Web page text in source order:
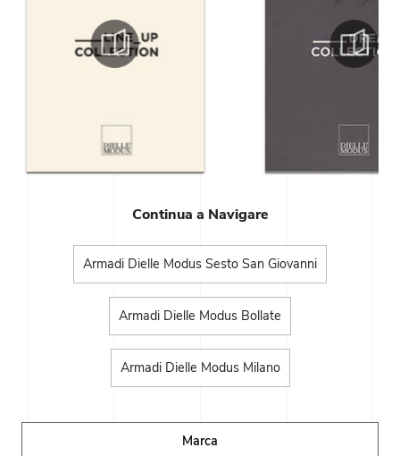
Continua a Navigare
Armadi Dielle Modus Sesto San Giovanni
Armadi Dielle Modus Bollate
Armadi Dielle Modus Milano
Marca